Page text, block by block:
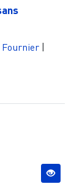
|